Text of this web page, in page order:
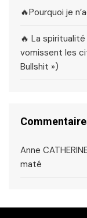
🔥Pourquoi je
🔥 La
vomissent les
Bullshit »)
Anne
maté